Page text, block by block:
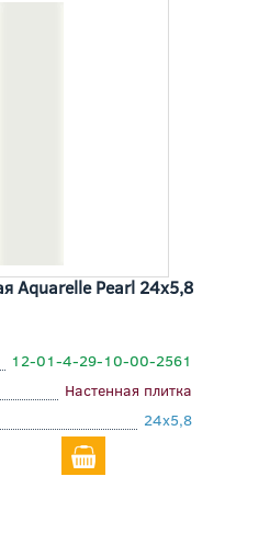
Aquarelle Pearl 24x5,8
12-01-4-29-10-00-2561
Настенная плитка
24x5,8